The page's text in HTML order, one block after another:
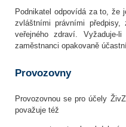
Podnikatel odpovídá za to, že
zvláštními právními předpisy,
veřejného zdraví.
zaměstnanci opakovaně
Provozovny
Provozovnou se pro účely
považuje též